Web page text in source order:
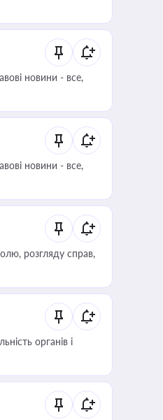
новини - все,
новини - все,
розгляду справ,
органів і